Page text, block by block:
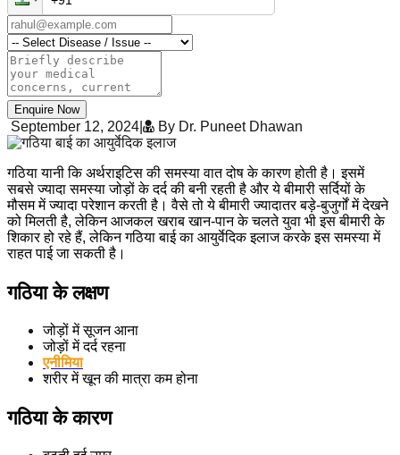
Enquire Now
September 12, 2024 By Dr. Puneet Dhawan
गठिया यानी कि अर्थराइटिस की समस्या वात दोष के कारण होती है। इसमें
सबसे ज्यादा समस्या जोड़ों के दर्द की बनी रहती है और ये बीमारी सर्दियों के
मौसम में ज्यादा परेशान करती है। वैसे तो ये बीमारी ज्यादातर बड़े-बुजुर्गों में देखने
को मिलती है, लेकिन आजकल खराब खान-पान के चलते युवा भी इस बीमारी के
शिकार हो रहे हैं, लेकिन गठिया बाई का आयुर्वेदिक इलाज करके इस समस्या में
राहत पाई जा सकती है।
गठिया के लक्षण
जोड़ों में सूजन आना
जोड़ों में दर्द रहना
एनीमिया
शरीर में खून की मात्रा कम होना
गठिया के कारण